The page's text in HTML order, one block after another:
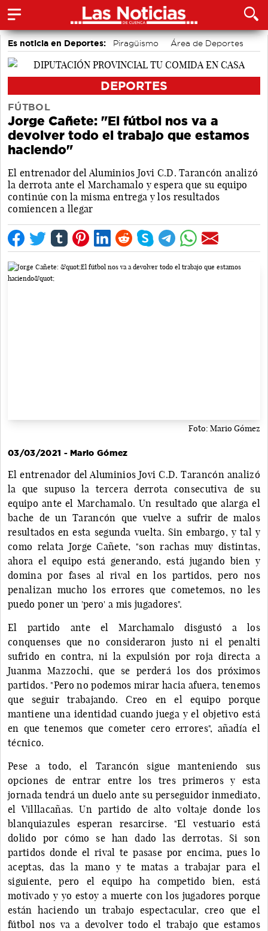
Es noticia en Deportes: Piragüismo
Área de Deportes
Bolos conquenses
DEPORTES
FÚTBOL
Jorge Cañete: "El fútbol nos va a
devolver todo el trabajo que estamos
haciendo"
El entrenador del Aluminios Jovi C.D. Tarancón analizó
la derrota ante el Marchamalo y espera que su equipo
continúe con la misma entrega y los resultados
comiencen a llegar
Foto: Mario Gómez
03/03/2021 - Mario Gómez
El entrenador del Aluminios Jovi C.D. Tarancón analizó
la que supuso la tercera derrota consecutiva de su
equipo ante el Marchamalo. Un resultado que alarga el
bache de un Tarancón que vuelve a sufrir de malos
resultados en esta segunda vuelta. Sin embargo, y tal y
como relata Jorge Cañete, "son rachas muy distintas,
ahora el equipo está generando, está jugando bien y
domina por fases al rival en los partidos, pero nos
penalizan mucho los errores que cometemos, no les
puedo poner un 'pero' a mis jugadores".
El partido ante el Marchamalo disgustó a los
conquenses que no consideraron justo ni el penalti
sufrido en contra, ni la expulsión por roja directa a
Juanma Mazzochi, que se perderá los dos próximos
partidos. "Pero no podemos mirar hacia afuera, tenemos
que seguir trabajando. Creo en el equipo porque
mantiene una identidad cuando juega y el objetivo está
en que tenemos que cometer cero errores", añadía el
técnico.
Pese a todo, el Tarancón sigue manteniendo sus
opciones de entrar entre los tres primeros y esta
jornada tendrá un duelo ante su perseguidor inmediato,
el Villlacañas. Un partido de alto voltaje donde los
blanquiazules esperan resarcirse. "El vestuario está
dolido por cómo se han dado las derrotas. Si son
partidos donde el rival te pasase por encima, pues lo
aceptas, das la mano y te matas a trabajar para el
siguiente, pero el equipo ha competido bien, está
motivado y yo estoy a muerte con los jugadores porque
están haciendo un trabajo espectacular, creo que el
fútbol nos va a devolver todo el trabajo que estamos